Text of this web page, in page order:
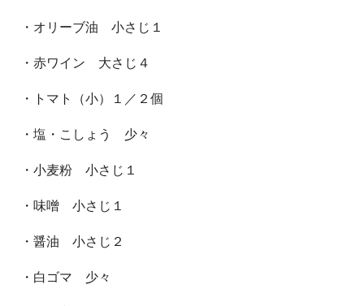
・オリーブ油 小さじ１
・赤ワイン 大さじ４
・トマト（小）１／２個
・塩・こしょう 少々
・小麦粉 小さじ１
・味噌 小さじ１
・醤油 小さじ２
・白ゴマ 少々